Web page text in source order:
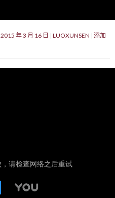
2015 年 3 月 16 日 LUOXUNSEN 添加